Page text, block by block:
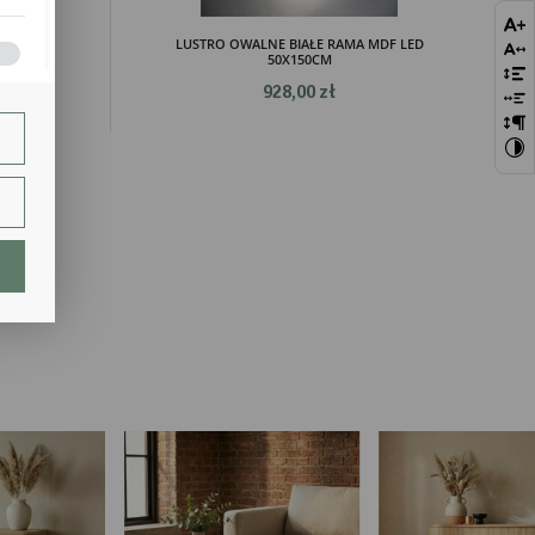
LED
LUSTRO OWALNE BIAŁE RAMA MDF LED
50X150CM
928,00 zł